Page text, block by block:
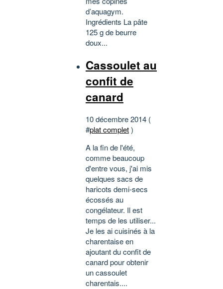
d’aquagym.
Ingrédients La pâte
125 g de beurre
doux...
Cassoulet au
confit de
canard
10 décembre 2014 (
#plat complet)
A la fin de l'été,
comme beaucoup
d'entre vous, j'ai mis
quelques sacs de
haricots demi-secs
écossés au
congélateur. Il est
temps de les utiliser...
Je les ai cuisinés à la
charentaise en
ajoutant du confit de
canard pour obtenir
un cassoulet
charentais....